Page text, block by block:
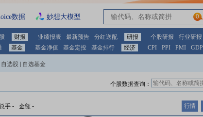
数据 妙想大模型 0
财报 业绩报表 最新预告 分红送配 研报 个股研报 行业研报
基金 基金净值 基金定投 基金排行 经济 CPI PPI PMI GDP
自选股 自选基金
个股数据查询：
手 - 金额 - 行情